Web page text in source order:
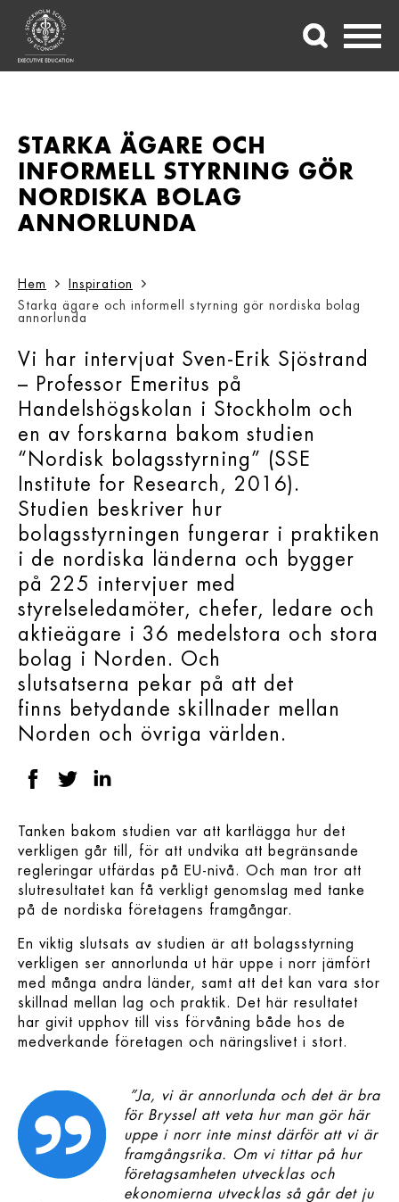
STARKA ÄGARE OCH
INFORMELL STYRNING GÖR
NORDISKA BOLAG
ANNORLUNDA
Hem
Inspiration
Starka ägare och informell styrning gör nordiska bolag
annorlunda
Vi har intervjuat Sven-Erik Sjöstrand
– Professor Emeritus på
Handelshögskolan i Stockholm och
en av forskarna bakom studien
“Nordisk bolagsstyrning” (SSE
Institute for Research, 2016).
Studien beskriver hur
bolagsstyrningen fungerar i praktiken
i de nordiska länderna och bygger
på 225 intervjuer med
styrelseledamöter, chefer, ledare och
aktieägare i 36 medelstora och stora
bolag i Norden. Och
slutsatserna pekar på att det
finns betydande skillnader mellan
Norden och övriga världen.
Tanken bakom studien var att kartlägga hur det
verkligen går till, för att undvika att begränsande
regleringar utfärdas på EU-nivå. Och man tror att
slutresultatet kan få verkligt genomslag med tanke
på de nordiska företagens framgångar.
En viktig slutsats av studien är att bolagsstyrning
verkligen ser annorlunda ut här uppe i norr jämfört
med många andra länder, samt att det kan vara stor
skillnad mellan lag och praktik. Det här resultatet
har givit upphov till viss förvåning både hos de
medverkande företagen och näringslivet i stort.
”Ja, vi är annorlunda och det är bra
för Bryssel att veta hur man gör här
uppe i norr inte minst därför att vi är
framgångsrika. Om vi tittar på hur
företagsamheten utvecklas och
ekonomierna utvecklas så går det ju